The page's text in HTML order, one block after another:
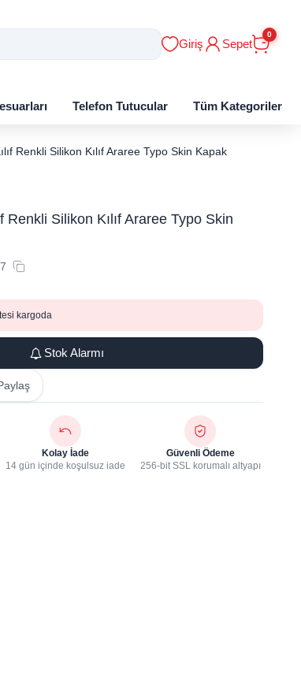
Giriş Sepet
0
Telefon Tutucular Tüm Kategoriler
Renkli Silikon Kılıf Araree Typo Skin Kapak
Renkli Silikon Kılıf Araree Typo Skin
kargoda
Stok Alarmı
Kolay İade
14 gün içinde koşulsuz iade
Güvenli Ödeme
256-bit SSL korumalı altyapı